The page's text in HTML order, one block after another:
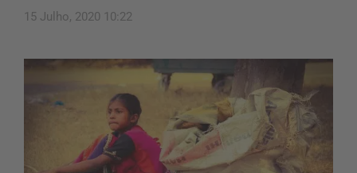
15 Julho, 2020 10:22